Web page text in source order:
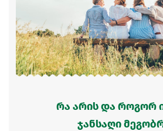
რა არის და როგორ
ჯანსაღი